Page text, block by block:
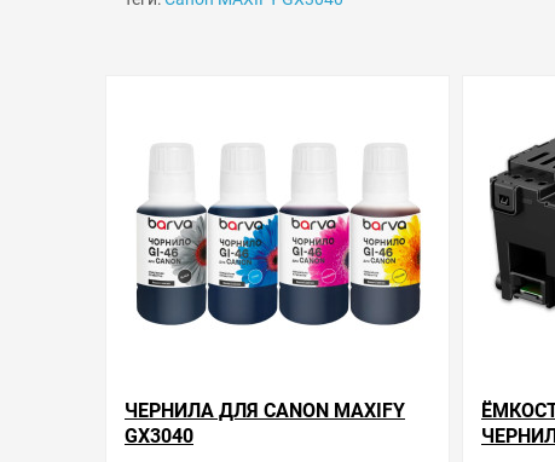
ЧЕРНИЛА ДЛЯ CANON MAXIFY
GX3040
ЧЕРНИЛ